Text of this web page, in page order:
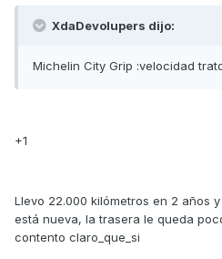
XdaDevolupers dijo:
Michelin City Grip :velocidad
+1
Llevo 22.000 kilómetros en 2 años
está nueva, la trasera le queda
contento claro_que_si